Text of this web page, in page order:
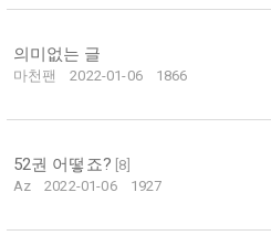
의미없는 글
마천팬 2022-01-06 1866
52권 어떻죠? 8
Az
2022-01-06 1927